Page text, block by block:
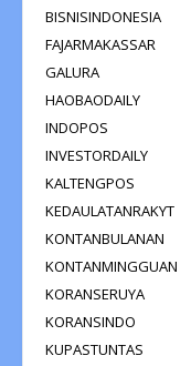
BISNISINDONESIA
FAJARMAKASSAR
GALURA
HAOBAODAILY
INDOPOS
INVESTORDAILY
KALTENGPOS
KEDAULATANRAKYT
KONTANBULANAN
KONTANMINGGUAN
KORANSERUYA
KORANSINDO
KUPASTUNTAS